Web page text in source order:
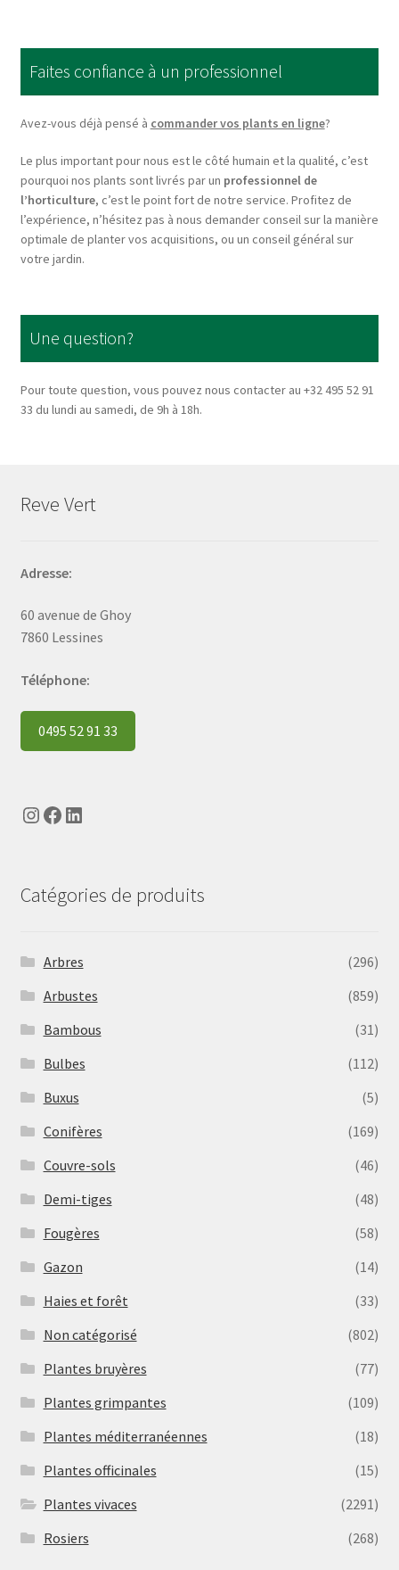
options
may
be
chosen
the
product
page
Faites confiance à un professionnel
Avez-vous déjà pensé à commander vos plants en ligne?
Le plus important pour nous est le côté humain et la qualité, c’est
pourquoi nos plants sont livrés par un professionnel de
l’horticulture, c’est le point fort de notre service. Profitez de
l’expérience, n’hésitez pas à nous demander conseil sur la manière
optimale de planter vos acquisitions, ou un conseil général sur
votre jardin.
Une question?
Pour toute question, vous pouvez nous contacter au +32 495 52 91
33 du lundi au samedi, de 9h à 18h.
Reve Vert
Adresse:
60 avenue de Ghoy
7860 Lessines
Téléphone:
0495 52 91 33
Instagram
Facebook
LinkedIn
Catégories de produits
Arbres
(296)
Arbustes
(859)
Bambous
(31)
Bulbes
(112)
Buxus
(5)
Conifères
(169)
Couvre-sols
(46)
Demi-tiges
(48)
Fougères
(58)
Gazon
(14)
Haies et forêt
(33)
Non catégorisé
(802)
Plantes bruyères
(77)
Plantes grimpantes
(109)
Plantes méditerranéennes
(18)
Plantes officinales
(15)
Plantes vivaces
(2291)
Rosiers
(268)